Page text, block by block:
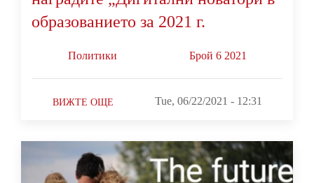
образованието за 2021 г.
Политики Брой 6 2021
ВИЖТЕ ОЩЕ Tue, 06/22/2021 - 12:31